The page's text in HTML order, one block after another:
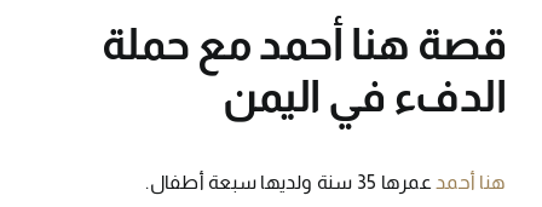
قصة هنا أحمد مع حملة
الدفء في اليمن
هنا أحمد عمرها 35 سنة ولديها سبعة أطفال.